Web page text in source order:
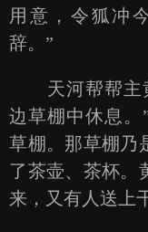
用意，令狐冲
辞。”
天河帮帮主黄
边草棚中休息。
草棚。那草棚乃
了茶壶、茶杯。
来，又有人送上